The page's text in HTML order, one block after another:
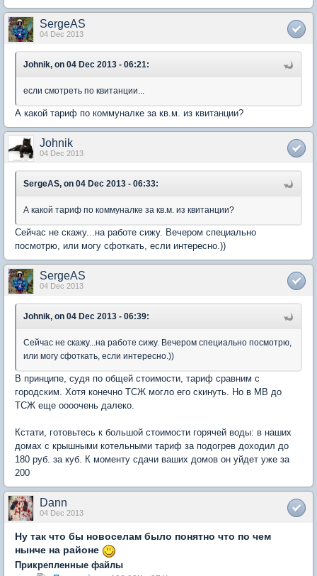
SergeAS
04 Dec 2013
Johnik, on 04 Dec 2013 - 06:21:
если смотреть по квитанции...
А какой тариф по коммуналке за кв.м. из квитанции?
Johnik
04 Dec 2013
SergeAS, on 04 Dec 2013 - 06:33:
А какой тариф по коммуналке за кв.м. из квитанции?
Сейчас не скажу...на работе сижу. Вечером специально
посмотрю, или могу сфоткать, если интересно.))
SergeAS
04 Dec 2013
Johnik, on 04 Dec 2013 - 06:39:
Сейчас не скажу...на работе сижу. Вечером специально посмотрю,
или могу сфоткать, если интересно.))
В принципе, судя по общей стоимости, тариф сравним с
городским. Хотя конечно ТСЖ могло его скинуть. Но в МВ до
ТСЖ еще оооочень далеко.
Кстати, готовьтесь к большой стоимости горячей воды: в наших
домах с крышными котельными тариф за подогрев доходил до
180 руб. за куб. К моменту сдачи ваших домов он уйдет уже за
200
Dann
04 Dec 2013
Ну так что бы новоселам было понятно что по чем
нынче на районе
Прикрепленные файлы